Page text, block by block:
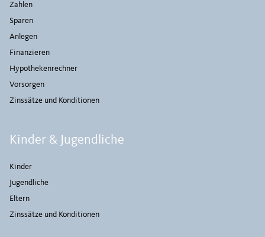
Zahlen
Sparen
Anlegen
Finanzieren
Hypothekenrechner
Vorsorgen
Zinssätze und Konditionen
Kinder & Jugendliche
Kinder
Jugendliche
Eltern
Zinssätze und Konditionen